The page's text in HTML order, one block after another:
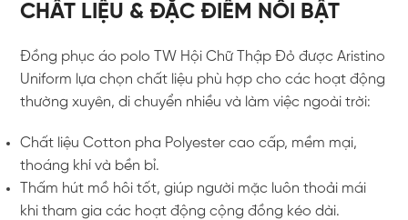
CHẤT LIỆU & ĐẶC ĐIỂM NỔI BẬT
Đồng phục áo polo TW Hội Chữ Thập Đỏ được Aristino
Uniform lựa chọn chất liệu phù hợp cho các hoạt động
thường xuyên, di chuyển nhiều và làm việc ngoài trời:
Chất liệu Cotton pha Polyester cao cấp, mềm mại,
thoáng khí và bền bỉ.
Thấm hút mồ hôi tốt, giúp người mặc luôn thoải mái
khi tham gia các hoạt động cộng đồng kéo dài.